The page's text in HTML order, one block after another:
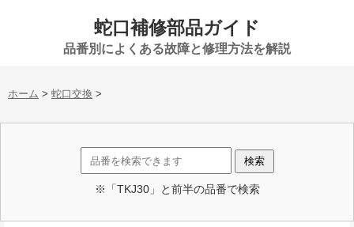
蛇口補修部品ガイド
品番別によくある故障と修理方法を解説
ホーム > 蛇口交換 >
※「TKJ30」と前半の品番で検索